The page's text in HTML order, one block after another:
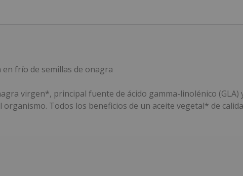
frío de semillas de onagra
virgen*, principal fuente de ácido gamma-linolénico (GLA)
organismo. Todos los beneficios de un aceite vegetal* de